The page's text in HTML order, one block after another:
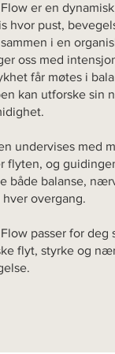
er en
hvor pust,
i en
oss med
får møtes i
kan utforske sin
undervises med
flyten, og
både balanse,
hver overgang.
passer for deg
flyt, styrke og